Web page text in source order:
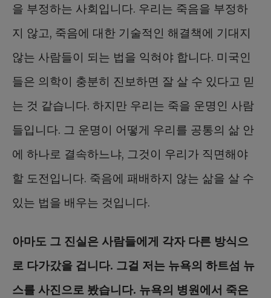
을 부정하는 사회입니다. 우리는 죽음을 부정하
지 않고, 죽음에 대한 기술적인 해결책에 기대지
않는 사람들이 되는 법을 익혀야 합니다. 미국인
들은 의학이 충분히 진보하면 잘 살 수 있다고 믿
는 것 같습니다. 하지만 우리는 죽을 운명인 사람
들입니다. 그 운명이 어떻게 우리를 공통의 삶 안
에 하나로 결속하느냐, 그것이 우리가 직면해야
할 도전입니다. 죽음에 패배하지 않는 삶을 살 수
있는 법을 배우는 것입니다.
아마도 그 진실은 사람들에게 각자 다른 방식으
로 다가갔을 겁니다. 그걸 저는 뉴욕의 하트섬 뉴
스를 사진으로 봤습니다. 뉴욕의 병원에서 죽은